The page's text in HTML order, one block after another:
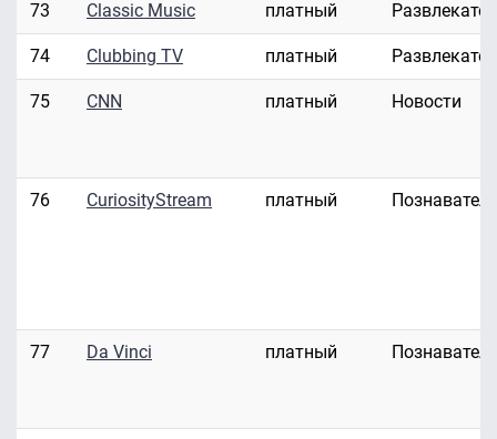
73 Classic Music платный
74 Clubbing TV платный
75 CNN платный Новости
76 CuriosityStream платный
77 Da Vinci платный